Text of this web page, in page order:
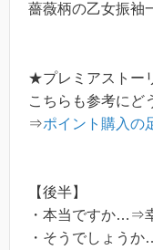
薔薇柄の乙女振袖
★プレミアストー
こちらも参考にど
⇒ポイント購入の
【後半】
・本当ですか…⇒
・そうでしょう